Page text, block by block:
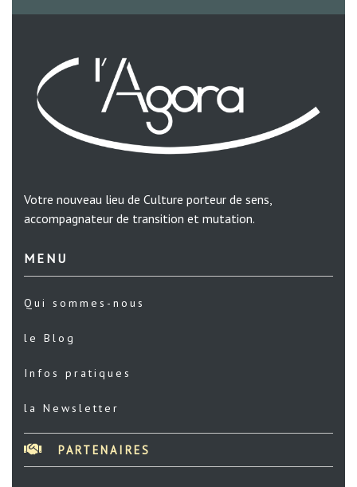
Votre nouveau lieu de Culture porteur de sens,
accompagnateur de transition et mutation.
MENU
Qui sommes-nous
le Blog
Infos pratiques
la Newsletter
PARTENAIRES